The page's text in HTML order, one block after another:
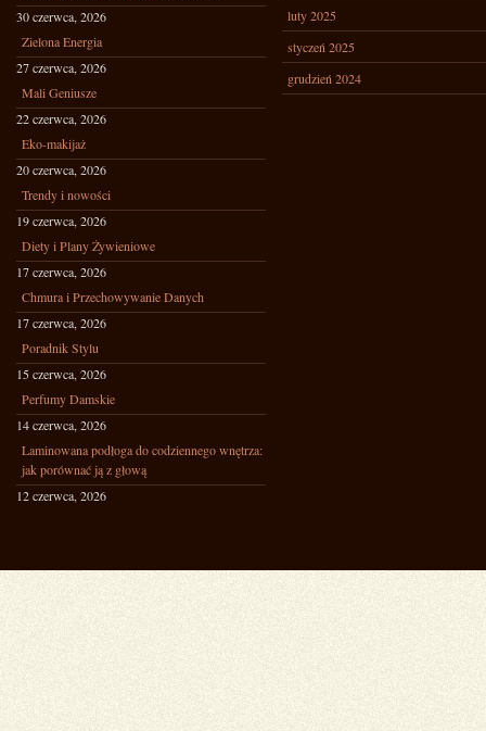
30 czerwca, 2026
Zielona Energia
27 czerwca, 2026
Mali Geniusze
22 czerwca, 2026
Eko-makijaż
20 czerwca, 2026
Trendy i nowości
19 czerwca, 2026
Diety i Plany Żywieniowe
17 czerwca, 2026
Chmura i Przechowywanie Danych
17 czerwca, 2026
Poradnik Stylu
15 czerwca, 2026
Perfumy Damskie
14 czerwca, 2026
Laminowana podłoga do codziennego wnętrza:
jak porównać ją z głową
12 czerwca, 2026
luty 2025
styczeń 2025
grudzień 2024